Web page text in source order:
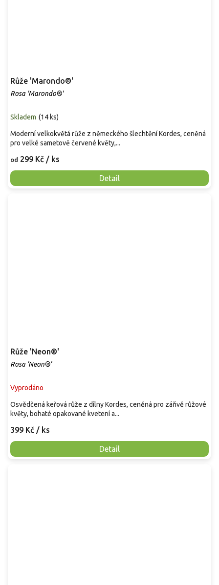
Růže 'Marondo®'
Rosa 'Marondo®'
Skladem (14 ks)
od 299 Kč / ks
Detail
Moderní velkokvětá růže z německého šlechtění Kordes, ceněná
pro velké sametově červené květy,...
Růže 'Neon®'
Rosa 'Neon®'
Vyprodáno
399 Kč / ks
Detail
Osvědčená keřová růže z dílny Kordes, ceněná pro zářivě růžové
květy, bohaté opakované kvetení a...